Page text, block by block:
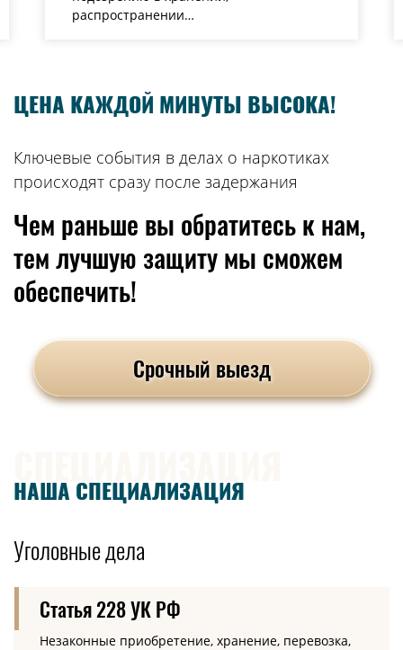
распространении…
ЦЕНА КАЖДОЙ МИНУТЫ ВЫСОКА!
Ключевые события в делах о наркотиках
происходят сразу после задержания
Чем раньше вы обратитесь к нам,
тем лучшую защиту мы сможем
обеспечить!
Срочный выезд
НАША СПЕЦИАЛИЗАЦИЯ
Уголовные дела
Статья 228 УК РФ
Незаконные приобретение, хранение, перевозка,